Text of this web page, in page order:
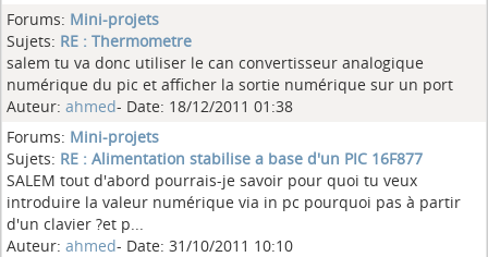
Forums: Mini-projets
Sujets: RE : Thermometre
salem tu va donc utiliser le can convertisseur analogique
numérique du pic et afficher la sortie numérique sur un port
Auteur: ahmed- Date: 18/12/2011 01:38
Forums: Mini-projets
Sujets: RE : Alimentation stabilise a base d'un PIC 16F877
SALEM tout d'abord pourrais-je savoir pour quoi tu veux
introduire la valeur numérique via in pc pourquoi pas à partir
d'un clavier ?et p...
Auteur: ahmed- Date: 31/10/2011 10:10